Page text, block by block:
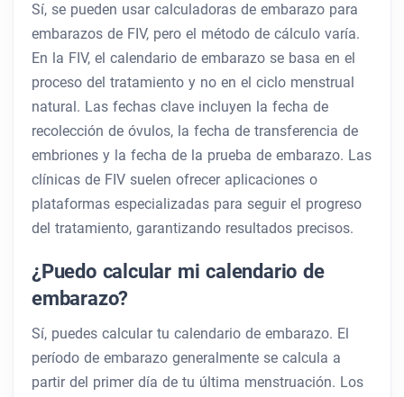
Sí, se pueden usar calculadoras de embarazo para
embarazos de FIV, pero el método de cálculo varía.
En la FIV, el calendario de embarazo se basa en el
proceso del tratamiento y no en el ciclo menstrual
natural. Las fechas clave incluyen la fecha de
recolección de óvulos, la fecha de transferencia de
embriones y la fecha de la prueba de embarazo. Las
clínicas de FIV suelen ofrecer aplicaciones o
plataformas especializadas para seguir el progreso
del tratamiento, garantizando resultados precisos.
¿Puedo calcular mi calendario de
embarazo?
Sí, puedes calcular tu calendario de embarazo. El
período de embarazo generalmente se calcula a
partir del primer día de tu última menstruación. Los